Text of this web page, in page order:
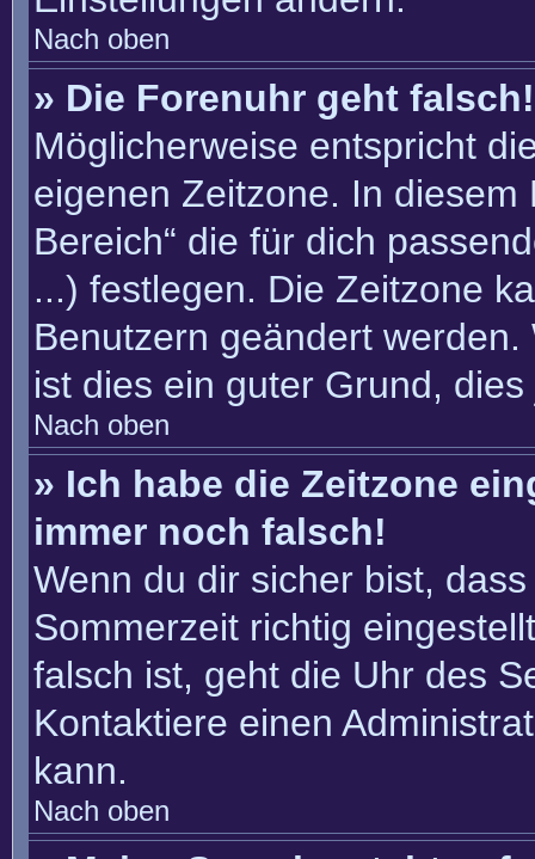
Nach oben
» Die Forenuhr geht falsch!
Möglicherweise entspricht
eigenen Zeitzone. In diesem
Bereich“ die für dich
...) festlegen. Die Zeitzone
Benutzern geändert
ist dies ein guter Grund,
Nach oben
» Ich habe die Zeitzone
immer noch falsch!
Wenn du dir sicher bist,
Sommerzeit richtig
falsch ist, geht die Uhr des
Kontaktiere einen
kann.
Nach oben